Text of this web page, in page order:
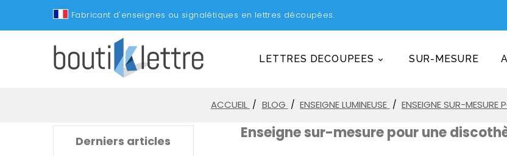
Fabricant d'enseignes ou signalétiques en lettres découpées.

LETTRES DECOUPEES SUR-MESURE
ACCUEIL BLOG ENSEIGNE LUMINEUSE ENSEIGNE SUR-MESURE
Derniers articles Enseigne sur-mesure pour une